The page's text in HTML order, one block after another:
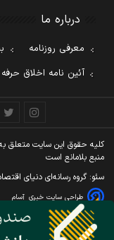
درباره ما
معرفی روزنامه
آئین نامه اخلاق
کليه حقوق اين سايت متعلق به
منبع بلامانع است
سئو: گروه رسانه‌ای دنیای
طراحی سایت خبری آسام